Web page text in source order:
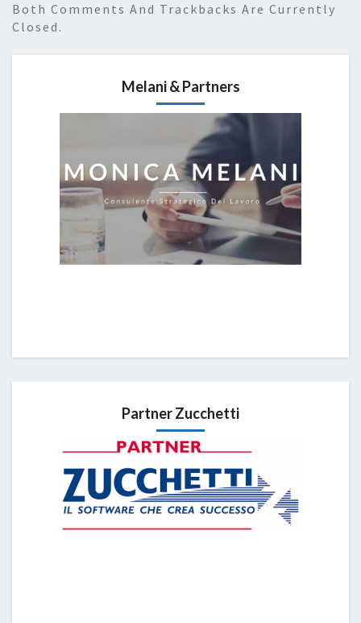
Both Comments And Trackbacks Are Currently
Closed.
Melani & Partners
Partner Zucchetti